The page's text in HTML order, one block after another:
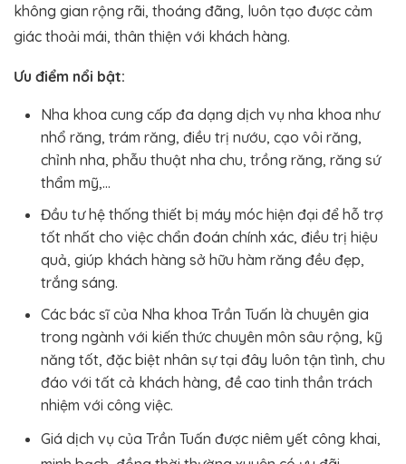
không gian rộng rãi, thoáng đãng, luôn tạo được cảm
giác thoải mái, thân thiện với khách hàng.
Ưu điểm nổi bật:
Nha khoa cung cấp đa dạng dịch vụ nha khoa như
nhổ răng, trám răng, điều trị nướu, cạo vôi răng,
chỉnh nha, phẫu thuật nha chu, trồng răng, răng sứ
thẩm mỹ,…
Đầu tư hệ thống thiết bị máy móc hiện đại để hỗ trợ
tốt nhất cho việc chẩn đoán chính xác, điều trị hiệu
quả, giúp khách hàng sở hữu hàm răng đều đẹp,
trắng sáng.
Các bác sĩ của Nha khoa Trần Tuấn là chuyên gia
trong ngành với kiến thức chuyên môn sâu rộng, kỹ
năng tốt, đặc biệt nhân sự tại đây luôn tận tình, chu
đáo với tất cả khách hàng, đề cao tinh thần trách
nhiệm với công việc.
Giá dịch vụ của Trần Tuấn được niêm yết công khai,